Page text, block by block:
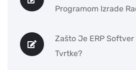
Programom Izrade
Zašto Je ERP Softver
Tvrtke?